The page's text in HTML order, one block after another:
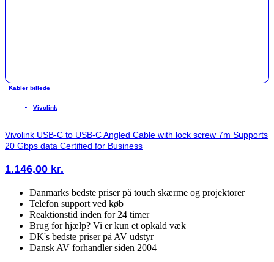
Kabler billede
Vivolink
Vivolink USB-C to USB-C Angled Cable with lock screw 7m Supports
20 Gbps data Certified for Business
1.146,00 kr.
Danmarks bedste priser på touch skærme og projektorer
Telefon support ved køb
Reaktionstid inden for 24 timer
Brug for hjælp? Vi er kun et opkald væk
DK's bedste priser på AV udstyr
Dansk AV forhandler siden 2004